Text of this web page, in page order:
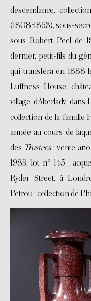
descendance,
(1808-1863), sous-
sous Robert Peel de
dernier, petit-fils du
qui transféra en 1888
Luffness House,
village d’Aberlady,
collection de la famille
année au cours de
des Trustees; vente
1989, lot n° 145 ;
Ryder Street, à
Petrou ; collection de